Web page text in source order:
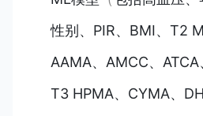
性别、PIR、BMI、T2
AAMA、AMCC、ATCA
T3 HPMA、CYMA、